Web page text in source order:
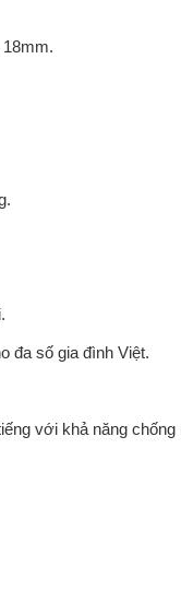
đa số gia đình Việt.
với khả năng